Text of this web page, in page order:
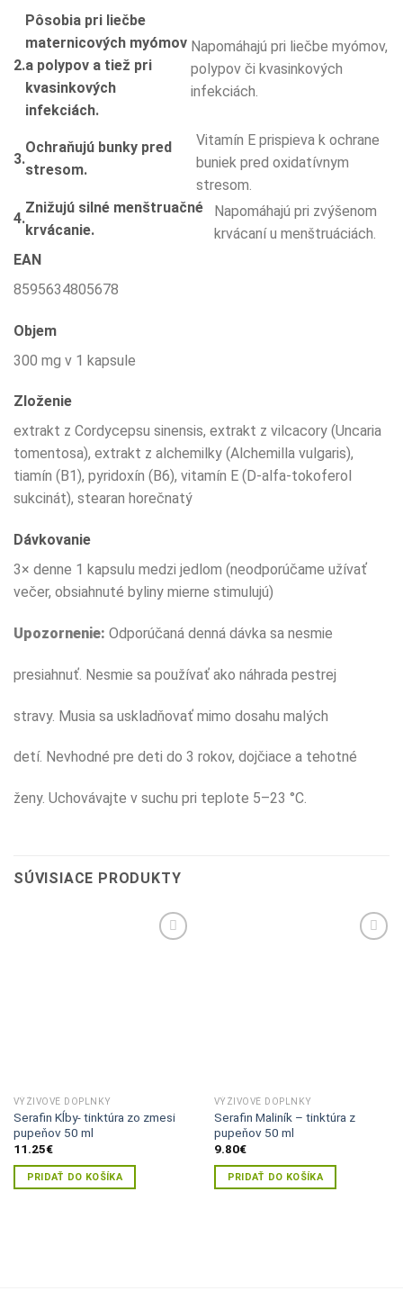
2.
Pôsobia pri liečbe
maternicových myómov
a polypov a tiež pri
kvasinkových
infekciách.
Napomáhajú pri liečbe myómov,
polypov či kvasinkových
infekciách.
3.
Ochraňujú bunky pred
stresom.
Vitamín E prispieva k ochrane
buniek pred oxidatívnym
stresom.
4.
Znižujú silné menštruačné
krvácanie.
Napomáhajú pri zvýšenom
krvácaní u menštruáciách.
EAN
8595634805678
Objem
300 mg v 1 kapsule
Zloženie
extrakt z Cordycepsu sinensis, extrakt z vilcacory (Uncaria
tomentosa), extrakt z alchemilky (Alchemilla vulgaris),
tiamín (B1), pyridoxín (B6), vitamín E (D-alfa-tokoferol
sukcinát), stearan horečnatý
Dávkovanie
3× denne 1 kapsulu medzi jedlom (neodporúčame užívať
večer, obsiahnuté byliny mierne stimulujú)
Upozornenie: Odporúčaná denná dávka sa nesmie
presiahnuť. Nesmie sa používať ako náhrada pestrej
stravy. Musia sa uskladňovať mimo dosahu malých
detí. Nevhodné pre deti do 3 rokov, dojčiace a tehotné
ženy. Uchovávajte v suchu pri teplote 5–23 °C.
SÚVISIACE PRODUKTY
VÝŽIVOVÉ DOPLNKY
Serafin Kĺby- tinktúra zo zmesi
pupeňov 50 ml
11.25€
PRIDAŤ DO KOŠÍKA
VÝŽIVOVÉ DOPLNKY
Serafin Maliník – tinktúra z
pupeňov 50 ml
9.80€
PRIDAŤ DO KOŠÍKA